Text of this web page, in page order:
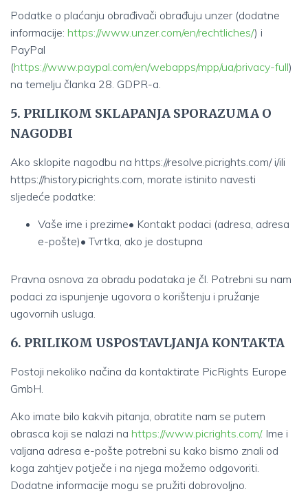
Podatke o plaćanju obrađivači obrađuju unzer (dodatne
informacije: https://www.unzer.com/en/rechtliches/) i
PayPal
(https://www.paypal.com/en/webapps/mpp/ua/privacy-full)
na temelju članka 28. GDPR-a.
5. PRILIKOM SKLAPANJA SPORAZUMA O
NAGODBI
Ako sklopite nagodbu na https://resolve.picrights.com/i/ili
https://history.picrights.com, morate istinito navesti
sljedeće podatke:
Vaše ime i prezime• Kontakt podaci (adresa, adresa
e-pošte)• Tvrtka, ako je dostupna
Pravna osnova za obradu podataka je čl. Potrebni su nam
podaci za ispunjenje ugovora o korištenju i pružanje
ugovornih usluga.
6. PRILIKOM USPOSTAVLJANJA KONTAKTA
Postoji nekoliko načina da kontaktirate PicRights Europe
GmbH.
Ako imate bilo kakvih pitanja, obratite nam se putem
obrasca koji se nalazi na https://www.picrights.com/. Ime i
valjana adresa e-pošte potrebni su kako bismo znali od
koga zahtjev potječe i na njega možemo odgovoriti.
Dodatne informacije mogu se pružiti dobrovoljno.